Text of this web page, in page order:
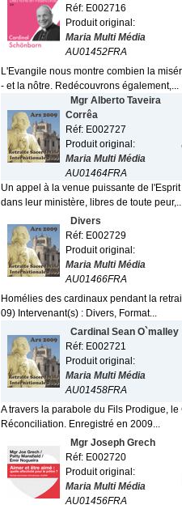
Réf: E002716
Produit original:
Maria Multi Média
AU01452FRA
L'Evangile nous montre combien la
- et la nôtre. Redécouvrons également,...
Mgr Alberto Taveira
Corrêa
Réf: E002727
Produit original:
Maria Multi Média
AU01464FRA
Un appel à la venue puissante de
dans leur ministère, libres de toute
Divers
Réf: E002729
Produit original:
Maria Multi Média
AU01466FRA
Homélies des cardinaux pendant la
09) Intervenant(s) : Divers, Format...
Cardinal Sean O`malley
Réf: E002721
Produit original:
Maria Multi Média
AU01458FRA
A travers la parabole du Fils Prodigue,
Réconciliation. Enregistré en 2009...
Mgr Joseph Grech
Réf: E002720
Produit original:
Maria Multi Média
AU01456FRA